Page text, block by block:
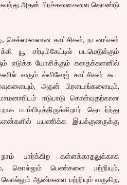
அதன் பிரச்சனைகளை கொண்டு
செக்ஸுவலான காட்சிகள், நடனங்கள்
யூ சர்டிபிகேட்டில் படமெடுக்கும்
எடுக்க யோசிக்கும் கதைக்களனில்
வரும் க்ளிவேஜ் காட்சிகள் கூட
அதன் பிரளயங்களையும்,
ஈடுபாடு கொள்வதற்கான
படம்பிடித்திருக்கிறார். தொடர்ந்து
பயணிக்க இயக்குனருக்கு
பார்க்கிற கள்ளக்காதலுக்காக
கொல்லும் பெண்களை பற்றியும்,
ஆண்களை பற்றியும் வருகிற,